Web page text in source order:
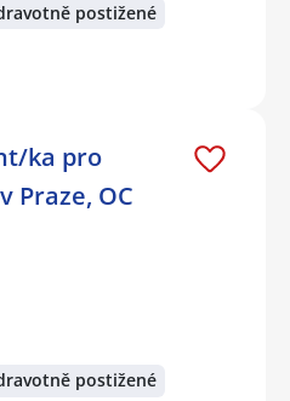
postižené
ka pro
Praze, OC
postižené